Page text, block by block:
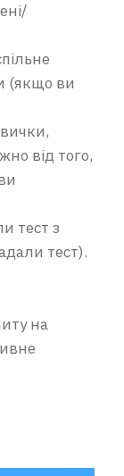
(якщо ви
від того,
тест з
тест).
на